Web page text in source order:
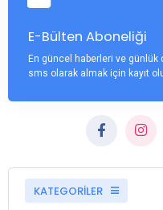
E-Bülten Aboneliği
En güncel haberleri ve günlük
sms olarak almak için kayıt
KATEGORİLER